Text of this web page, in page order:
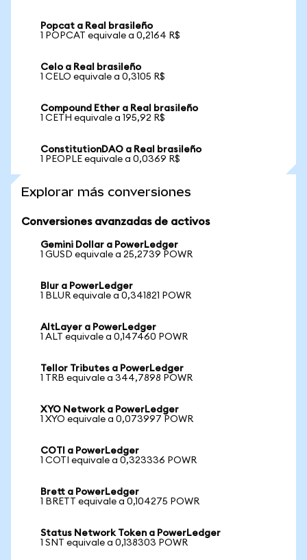
Popcat a Real brasileño
1 POPCAT equivale a 0,2164 R$
Celo a Real brasileño
1 CELO equivale a 0,3105 R$
Compound Ether a Real brasileño
1 CETH equivale a 195,92 R$
ConstitutionDAO a Real brasileño
1 PEOPLE equivale a 0,0369 R$
Explorar más conversiones
Conversiones avanzadas de activos
Gemini Dollar a PowerLedger
1 GUSD equivale a 25,2739 POWR
Blur a PowerLedger
1 BLUR equivale a 0,341821 POWR
AltLayer a PowerLedger
1 ALT equivale a 0,147460 POWR
Tellor Tributes a PowerLedger
1 TRB equivale a 344,7898 POWR
XYO Network a PowerLedger
1 XYO equivale a 0,073997 POWR
COTI a PowerLedger
1 COTI equivale a 0,323336 POWR
Brett a PowerLedger
1 BRETT equivale a 0,104275 POWR
Status Network Token a PowerLedger
1 SNT equivale a 0,138303 POWR